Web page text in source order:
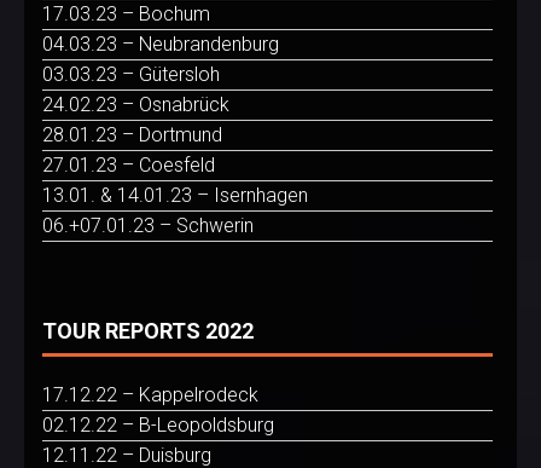
17.03.23 – Bochum
04.03.23 – Neubrandenburg
03.03.23 – Gütersloh
24.02.23 – Osnabrück
28.01.23 – Dortmund
27.01.23 – Coesfeld
13.01. & 14.01.23 – Isernhagen
06.+07.01.23 – Schwerin
TOUR REPORTS 2022
17.12.22 – Kappelrodeck
02.12.22 – B-Leopoldsburg
12.11.22 – Duisburg